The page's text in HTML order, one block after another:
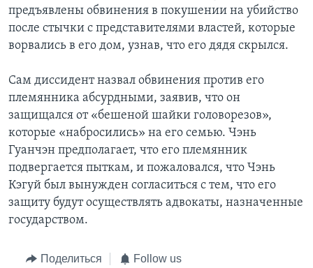
предъявлены обвинения в покушении на убийство
после стычки с представителями властей, которые
ворвались в его дом, узнав, что его дядя скрылся.
Сам диссидент назвал обвинения против его
племянника абсурдными, заявив, что он
защищался от «бешеной шайки головорезов»,
которые «набросились» на его семью. Чэнь
Гуанчэн предполагает, что его племянник
подвергается пыткам, и пожаловался, что Чэнь
Кэгуй был вынужден согласиться с тем, что его
защиту будут осуществлять адвокаты, назначенные
государством.
Поделиться Follow us